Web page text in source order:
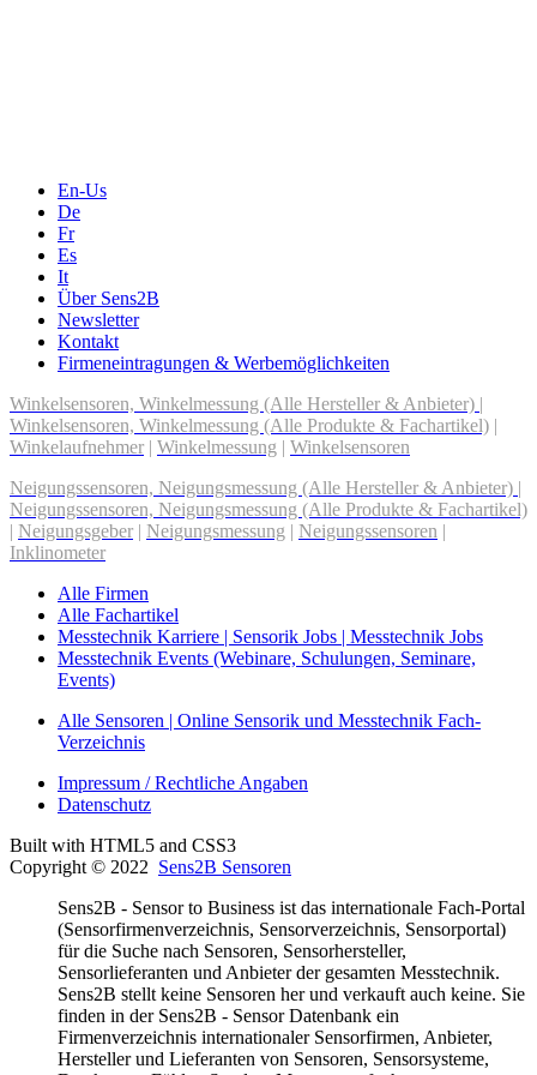
En-Us
De
Fr
Es
It
Über Sens2B
Newsletter
Kontakt
Firmeneintragungen & Werbemöglichkeiten
Winkelsensoren, Winkelmessung (Alle Hersteller & Anbieter) |
Winkelsensoren, Winkelmessung (Alle Produkte & Fachartikel) |
Winkelaufnehmer | Winkelmessung | Winkelsensoren
Neigungssensoren, Neigungsmessung (Alle Hersteller & Anbieter) |
Neigungssensoren, Neigungsmessung (Alle Produkte & Fachartikel)
| Neigungsgeber | Neigungsmessung | Neigungssensoren |
Inklinometer
Alle Firmen
Alle Fachartikel
Messtechnik Karriere | Sensorik Jobs | Messtechnik Jobs
Messtechnik Events (Webinare, Schulungen, Seminare,
Events)
Alle Sensoren | Online Sensorik und Messtechnik Fach-
Verzeichnis
Impressum / Rechtliche Angaben
Datenschutz
Built with HTML5 and CSS3
Copyright © 2022 Sens2B Sensoren
Sens2B - Sensor to Business ist das internationale Fach-Portal
(Sensorfirmenverzeichnis, Sensorverzeichnis, Sensorportal)
für die Suche nach Sensoren, Sensorhersteller,
Sensorlieferanten und Anbieter der gesamten Messtechnik.
Sens2B stellt keine Sensoren her und verkauft auch keine. Sie
finden in der Sens2B - Sensor Datenbank ein
Firmenverzeichnis internationaler Sensorfirmen, Anbieter,
Hersteller und Lieferanten von Sensoren, Sensorsysteme,